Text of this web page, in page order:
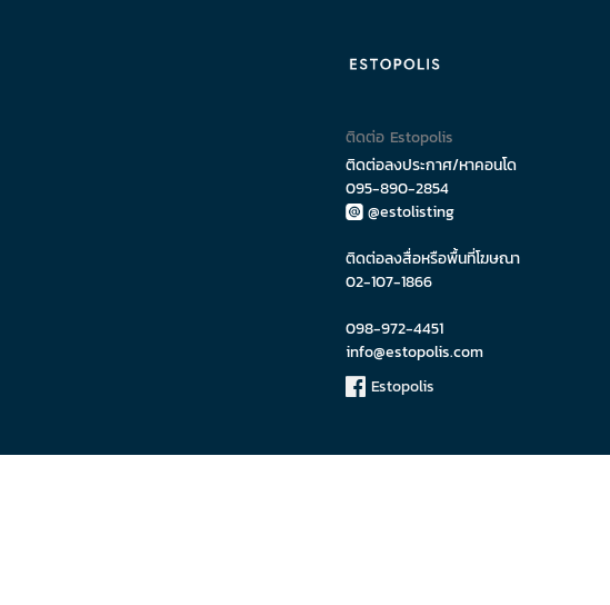
ติดต่อ Estopolis
ติดต่อลงประกาศ/หาคอนโด
095-890-2854
@estolisting
ติดต่อลงสื่อหรือพื้นที่โฆษณา
02-107-1866
098-972-4451
info@estopolis.com
Estopolis